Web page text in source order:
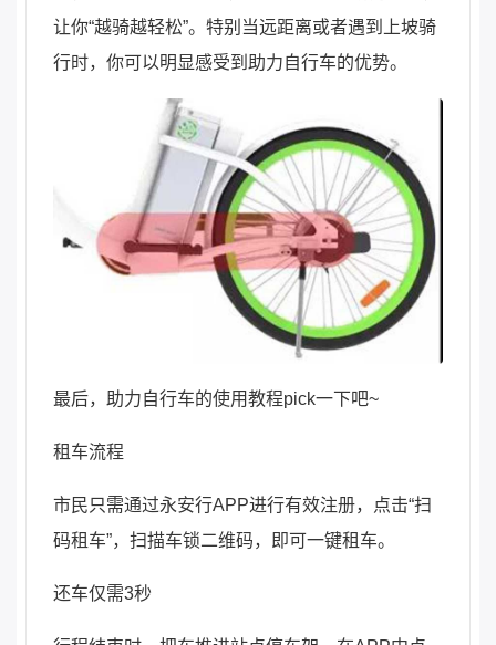
让你“越骑越轻松”。特别当远距离或者遇到上坡骑
行时，你可以明显感受到助力自行车的优势。
最后，助力自行车的使用教程pick一下吧~
租车流程
市民只需通过永安行APP进行有效注册，点击“扫
码租车”，扫描车锁二维码，即可一键租车。
还车仅需3秒